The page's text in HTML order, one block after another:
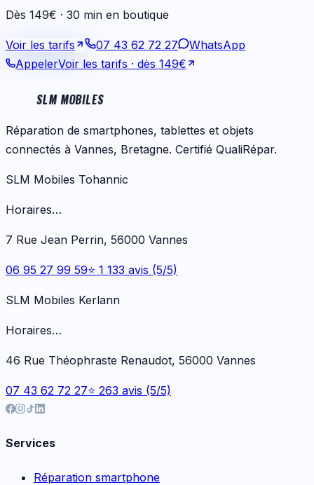
Dès 149€ · 30 min en boutique
Voir les tarifs 07 43 62 72 27
WhatsApp
AppelerVoir les tarifs · dès 149€
SLM MOBILES
Réparation de smartphones, tablettes et objets
connectés à Vannes, Bretagne. Certifié QualiRépar.
SLM Mobiles Tohannic
Horaires…
7 Rue Jean Perrin, 56000 Vannes
06 95 27 99 59⭐ 1 133 avis (5/5)
SLM Mobiles Kerlann
Horaires…
46 Rue Théophraste Renaudot, 56000 Vannes
07 43 62 72 27⭐ 263 avis (5/5)
Services
Réparation smartphone